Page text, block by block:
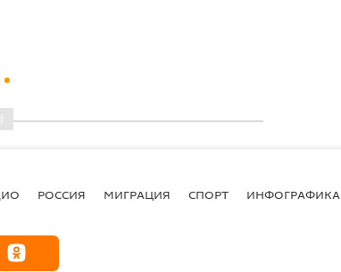
РОССИЯ МИГРАЦИЯ СПОРТ ИНФОГРАФИКА